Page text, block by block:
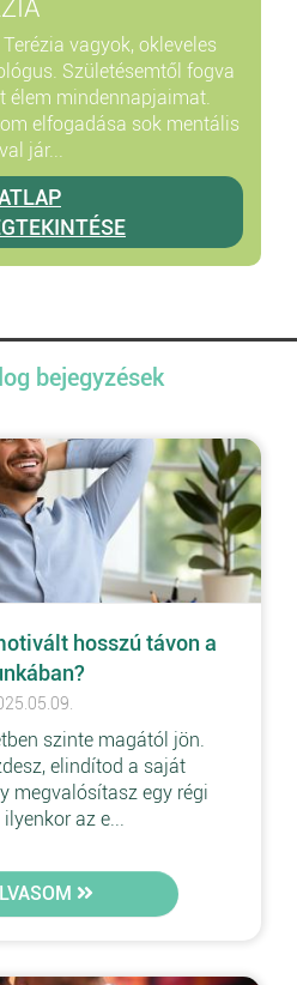
vagyok, okleveles
Születésemtől fogva
élem mindennapjaimat.
elfogadása sok mentális
jár...
bejegyzések
hosszú távon a
szinte magától jön.
elindítod a saját
megvalósítasz egy régi
az e...